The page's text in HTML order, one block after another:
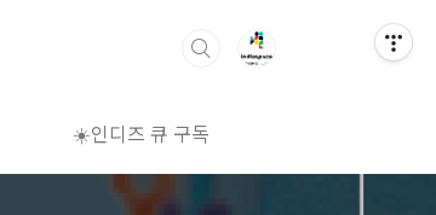
☀️인디즈 큐 구독